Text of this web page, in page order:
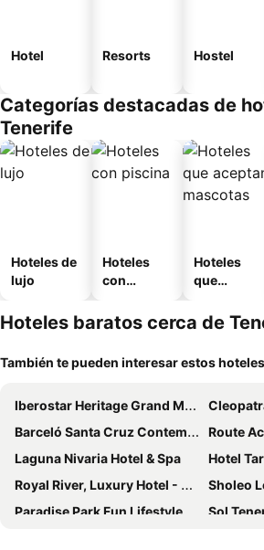
Hotel Resorts Hostel
Categorías destacadas de
Tenerife
Hoteles de
lujo
Hoteles
con
Hoteles
que
mascotas
Hoteles baratos cerca de
También te pueden interesar estos
Iberostar Heritage Grand Mencey
Barceló Santa Cruz Contemporáneo
Route
Laguna Nivaria Hotel & Spa
Hotel
Royal River, Luxury Hotel - Adults Only
Sholeo
Paradise Park Fun Lifestyle Hotel
Sol